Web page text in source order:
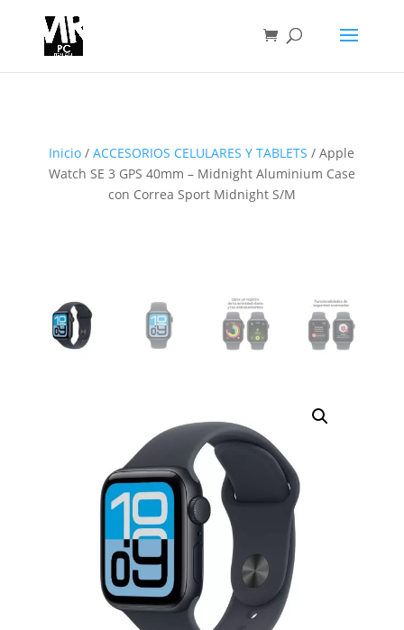
Inicio /ACCESORIOS CELULARES Y TABLETS / Apple
Watch SE 3 GPS 40mm – Midnight Aluminium Case
con Correa Sport Midnight S/M